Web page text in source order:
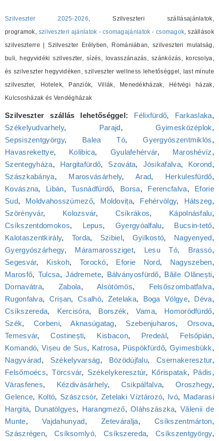
Szilveszter 2025-2026, Szilveszteri szállásajánlatok,
programok, szilveszteri ajánlatok - csomagajánlatok - csomagok, szállások
szilveszterre | Szilveszter Erélyben, Romániában, szilveszteri mulatság,
buli, hegyvidéki szilveszter, sízés, lovasszánazás, szánkózás, korcsolya,
és szilveszter hegyvidéken, szilveszter wellness lehetőséggel, last minute
szilveszter, Hotelek, Panziók, Villák, Menedékházak, Hétvégi házak,
Kulcsosházak és Vendégházak
Szilveszter szállás lehetőséggel: Félixfürdő, Farkaslaka,
Székelyudvarhely, Parajd,Gyimesközéplok,
Sepsiszentgyörgy, Balea Tó,Gyergyószentmiklós,
Havasrekettye, Kolibica, Gyulafehérvár, Maroshévíz,
Szentegyháza, Hargitafürdő, Szováta, Jósikafalva, Korond,
Szászkabánya, Marosvásárhely, Arad, Herkulesfürdő,
Kovászna, Libán,Tusnádfürdő, Borsa, Ferencfalva, Eforie
Sud, Moldvahosszúmező, Moldovița, Fehérvölgy, Hátszeg,
Szörényvár, Kolozsvár, Csíkrákos, Kápolnásfalu,
Csíkszentdomokos, Lepus, Gyergyóalfalu, Bucsin-tető,
Kalotaszentkirály, Torda, Szibiel, Gyilkostó, Nagyenyed,
Gyergyószárhegy, Máramarossziget, Lesu Tó, Brassó,
Segesvár, Kiskoh, Torockó, Eforie Nord, Nagyszeben,
Marosfő, Tulcsa,Jádremete, Bálványosfürdő, Băile Olănești,
Dornavátra, Zabola,Alsótömös, Felsőszombatfalva,
Rugonfalva, Crișan,Csalhó, Zetelaka, Boga Völgye, Déva,
Csíkszereda, Kercisóra, Borszék, Vama, Homoródfürdő,
Szék, Corbeni,Aknasúgatag, Szebenjuharos, Orsova,
Temesvár,Costinești, Kisbacon, Predeál, Felsőpián,
Komandó, Vișeu de Sus, Katrosa, Püspökfürdő, Gyimesbükk,
Nagyvárad, Székelyvarság, Bözödújfalu,Csernakeresztur,
Felsőmoécs,Törcsvár, Székelykeresztúr, Kőrispatak, Pádis,
Várasfenes, Kézdivásárhely, Csikpálfalva, Oroszhegy,
Gelence, Koltó, Szászcsór, Zetelaki Víztározó, Ivó, Madarasi
Hargita, Dunatölgyes, Harangmező,Oláhszászka, Vălenii de
Munte,Vajdahunyad,Zeteváralja,Csíkszentmárton,
Szászrégen, Csíksomlyó, Csíkszereda,Csíkszentgyörgy,